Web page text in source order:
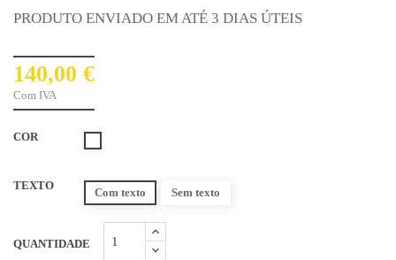
PRODUTO ENVIADO EM ATÉ 3 DIAS ÚTEIS
140,00 €
Com IVA
COR
TEXTO
Com texto Sem texto
QUANTIDADE